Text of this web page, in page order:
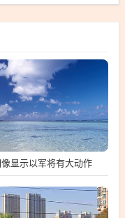
显示以军将有大动作